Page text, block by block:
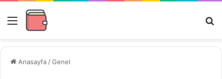
Menü
Anasayfa /Genel